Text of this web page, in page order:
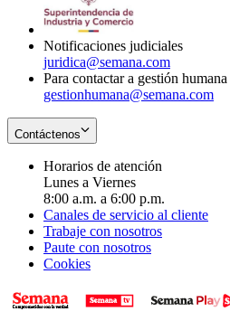
Notificaciones judiciales
juridica@semana.com
Para contactar a gestión humana
gestionhumana@semana.com
Contáctenos
Horarios de atención
Lunes a Viernes
8:00 a.m. a 6:00 p.m.
Canales de servicio al cliente
Trabaje con nosotros
Paute con nosotros
Cookies